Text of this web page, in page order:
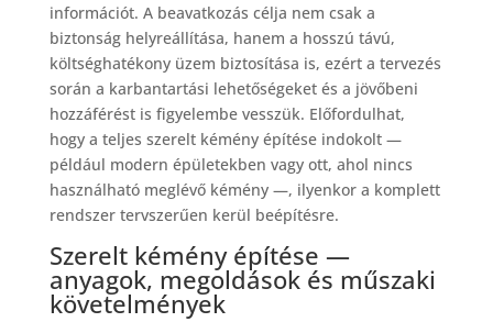
információt. A beavatkozás célja nem csak a
biztonság helyreállítása, hanem a hosszú távú,
költséghatékony üzem biztosítása is, ezért a tervezés
során a karbantartási lehetőségeket és a jövőbeni
hozzáférést is figyelembe vesszük. Előfordulhat,
hogy a teljes szerelt kémény építése indokolt —
például modern épületekben vagy ott, ahol nincs
használható meglévő kémény —, ilyenkor a komplett
rendszer tervszerűen kerül beépítésre.
Szerelt kémény építése —
anyagok, megoldások és műszaki
követelmények